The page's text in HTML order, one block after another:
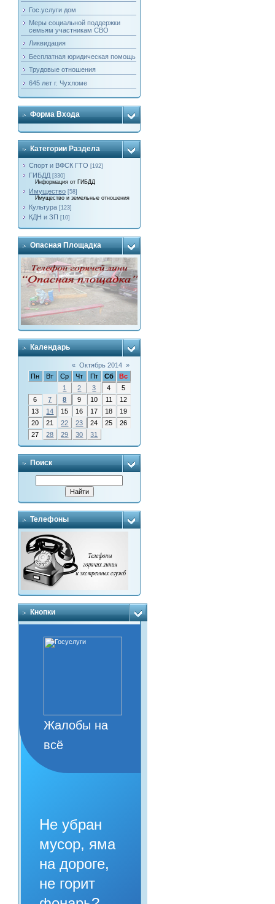
Гос.услуги дом
Меры социальной поддержки
семьям участникам СВО
Ликвидация
Бесплатная юридическая помощь
Трудовые отношения
645 лет г. Чухломе
Форма Входа
Категории Раздела
Спорт и ВФСК ГТО [192]
ГИБДД [330]
Информация от ГИБДД
Имущество [58]
Имущество и земельные отношения
Культура [123]
КДН и ЗП [10]
Опасная Площадка
Календарь
« Октябрь 2014 »
Пн
Вт Ср Чт Пт Сб
Вс
1
2 3 4
5
6
7 8 9 10 11
12
13
14 15 16 17 18
19
20
21 22 23 24 25
26
27
28 29 30 31
Поиск
Телефоны
Кнопки
Жалобы на
всё
Не убран
мусор, яма
на дороге,
не горит